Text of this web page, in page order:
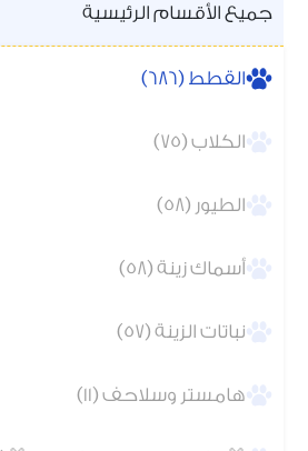
جميع الأقسام الرئيسية
القطط (686)
الكلاب (75)
الطيور (58)
أسماك زينة (58)
نباتات الزينة (57)
هامستر وسلاحف (11)